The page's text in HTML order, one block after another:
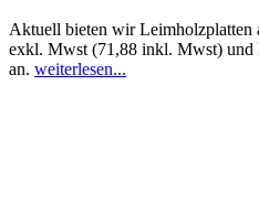
Aktuell bieten wir Leimholzplatten
exkl. Mwst (71,88 inkl. Mwst) und
an. weiterlesen...